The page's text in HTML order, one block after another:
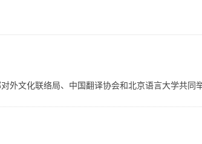
外文化联络局、中国翻译协会和北京语言大学共同